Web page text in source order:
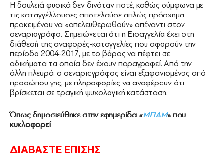
Η δουλειά φυσικά δεν δινόταν ποτέ, καθώς σύμφωνα με
τις καταγγέλλουσες αποτελούσε απλώς πρόσχημα
προκειμένου να «απελευθερωθούν» απέναντι στον
σεναριογράφο. Σημειώνεται ότι η Εισαγγελία έχει στη
διάθεσή της αναφορές-καταγγελίες που αφορούν την
περίοδο 2004-2017, με το βάρος να πέφτει σε
αδικήματα τα οποία δεν έχουν παραγραφεί. Από την
άλλη πλευρά, ο σεναριογράφος είναι εξαφανισμένος από
προσώπου γης, με πληροφορίες να αναφέρουν ότι
βρίσκεται σε τραγική ψυχολογική κατάσταση.
Όπως δημοσιεύθηκε στην εφημερίδα «ΜΠΑΜ» που
κυκλοφορεί
ΔΙΑΒΑΣΤΕ ΕΠΙΣΗΣ